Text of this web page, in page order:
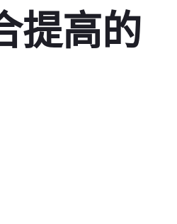
提高的